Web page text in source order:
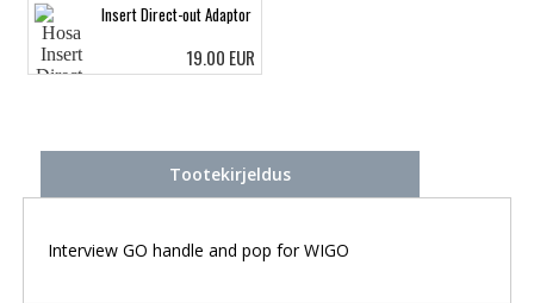
Insert Direct-out Adaptor
19.00 EUR
Tootekirjeldus
Interview GO handle and pop for WIGO